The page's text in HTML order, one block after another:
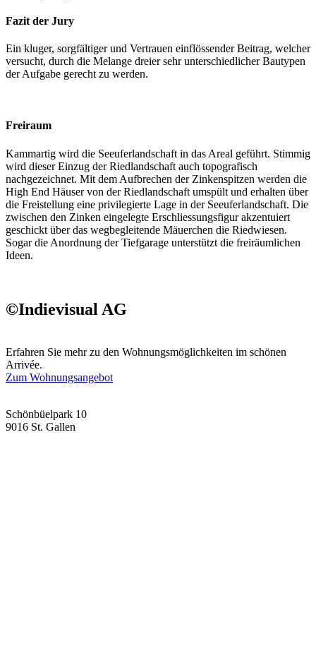
Fazit der Jury
Ein kluger, sorgfältiger und Vertrauen einflössender Beitrag, welcher
versucht, durch die Melange dreier sehr unterschiedlicher Bautypen
der Aufgabe gerecht zu werden.
Freiraum
Kammartig wird die Seeuferlandschaft in das Areal geführt. Stimmig
wird dieser Einzug der Riedlandschaft auch topografisch
nachgezeichnet. Mit dem Aufbrechen der Zinkenspitzen werden die
High End Häuser von der Riedlandschaft umspült und erhalten über
die Freistellung eine privilegierte Lage in der Seeuferlandschaft. Die
zwischen den Zinken eingelegte Erschliessungsfigur akzentuiert
geschickt über das wegbegleitende Mäuerchen die Riedwiesen.
Sogar die Anordnung der Tiefgarage unterstützt die freiräumlichen
Ideen.
©Indievisual AG
Erfahren Sie mehr zu den Wohnungs­möglichkeiten im schönen
Arrivée.
Zum Wohnungsangebot
Schönbüelpark 10
9016 St. Gallen